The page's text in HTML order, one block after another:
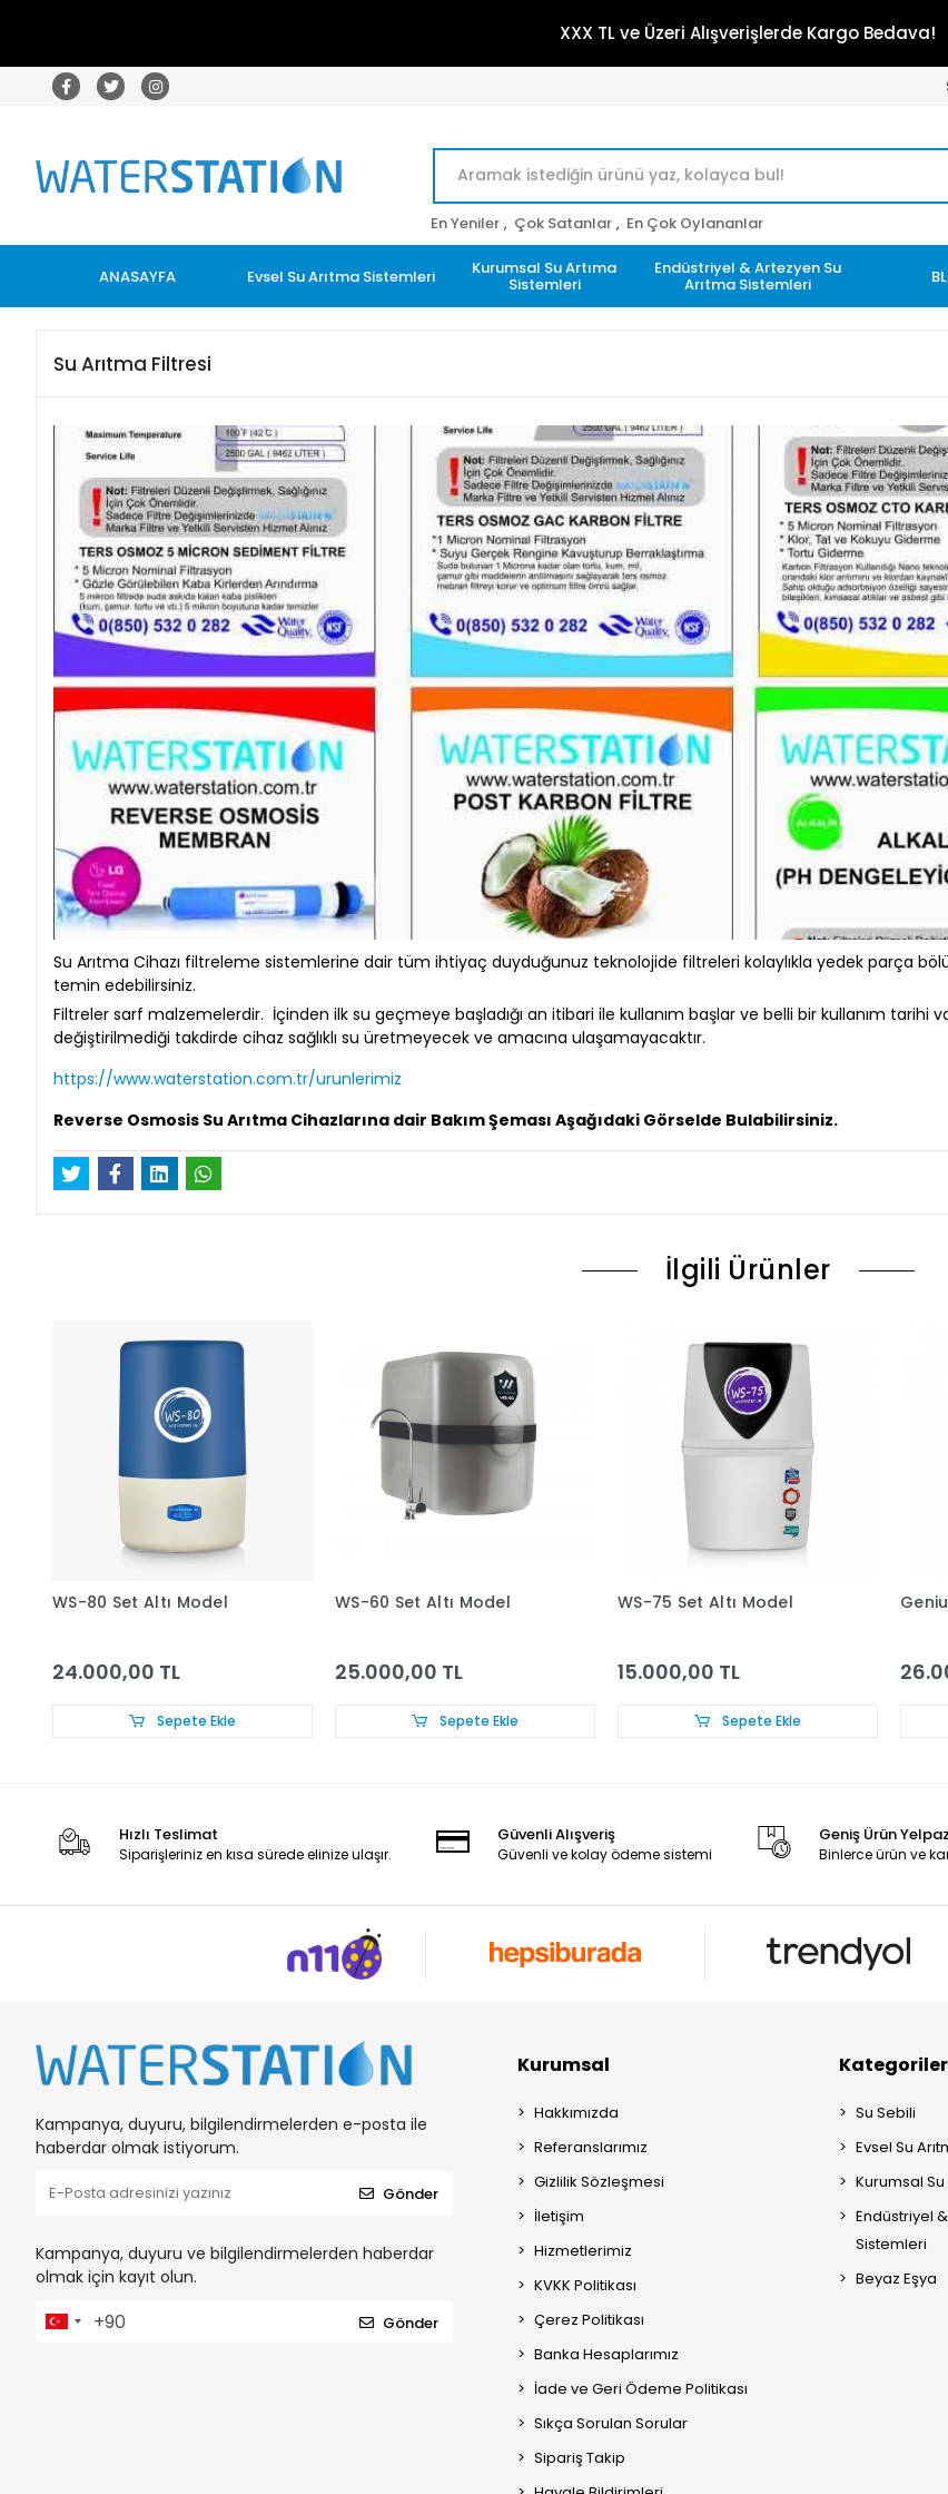
XXX TL ve Üzeri Alışverişlerde Kargo Bedava!
En Yeniler , Çok Satanlar , En Çok Oylananlar
ANASAYFA Evsel Su Arıtma Sistemleri Kurumsal Su Artıma
Sistemleri
Endüstriyel & Artezyen Su
Arıtma Sistemleri
Su Arıtma Filtresi
Su Arıtma Cihazı filtreleme sistemlerine dair tüm ihtiyaç duyduğunuz teknolojide filtreleri kolaylıkla yedek parça
temin edebilirsiniz.
Filtreler sarf malzemelerdir. İçinden ilk su geçmeye başladığı an itibari ile kullanım başlar ve belli bir kullanım tarihi
değiştirilmediği takdirde cihaz sağlıklı su üretmeyecek ve amacına ulaşamayacaktır.
https://www.waterstation.com.tr/urunlerimiz
Reverse Osmosis Su Arıtma Cihazlarına dair Bakım Şeması Aşağıdaki Görselde Bulabilirsiniz.
İlgili Ürünler
WS-80 Set Altı Model
24.000,00 TL
Sepete Ekle
WS-60 Set Altı Model
25.000,00 TL
Sepete Ekle
WS-75 Set Altı Model
15.000,00 TL
Sepete Ekle
Hızlı Teslimat
Siparişleriniz en kısa sürede elinize ulaşır.
Güvenli Alışveriş
Güvenli ve kolay ödeme sistemi
Geniş Ürün
Binlerce ürün ve
Kampanya, duyuru, bilgilendirmelerden e-posta ile
haberdar olmak istiyorum.
Gönder
Kampanya, duyuru ve bilgilendirmelerden haberdar
olmak için kayıt olun.
Gönder
Kurumsal
Hakkımızda
Referanslarımız
Gizlilik Sözleşmesi
İletişim
Hizmetlerimiz
KVKK Politikası
Çerez Politikası
Banka Hesaplarımız
İade ve Geri Ödeme Politikası
Sıkça Sorulan Sorular
Sipariş Takip
Kategoriler
Su Sebili
Evsel Su
Kurumsal
Endüstriyel
Sistemleri
Beyaz Eşya